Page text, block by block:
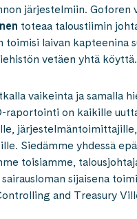
järjestelmiin. Goforen
toteaa taloustiimin
toimisi laivan kapteenina
vetäen yhtä köyttä.
vaikeinta ja samalla
raportointi on kaikille
Siedämme yhdessä
toisiamme,
sairausloman sijaisena
and Treasury